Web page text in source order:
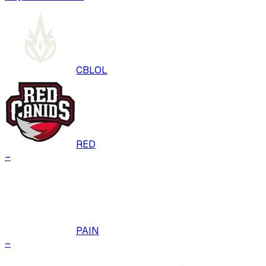
CBLOL
RED
–
PAIN
–